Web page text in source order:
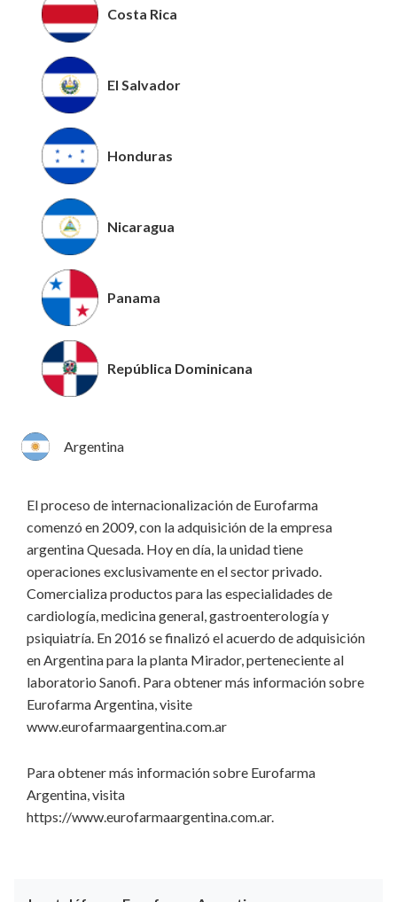
Costa Rica
El Salvador
Honduras
Nicaragua
Panama
República Dominicana
Argentina
El proceso de internacionalización de Eurofarma
comenzó en 2009, con la adquisición de la empresa
argentina Quesada. Hoy en día, la unidad tiene
operaciones exclusivamente en el sector privado.
Comercializa productos para las especialidades de
cardiología, medicina general, gastroenterología y
psiquiatría. En 2016 se finalizó el acuerdo de adquisición
en Argentina para la planta Mirador, perteneciente al
laboratorio Sanofi. Para obtener más información sobre
Eurofarma Argentina, visite
www.eurofarmaargentina.com.ar
Para obtener más información sobre Eurofarma
Argentina, visita
https://www.eurofarmaargentina.com.ar.